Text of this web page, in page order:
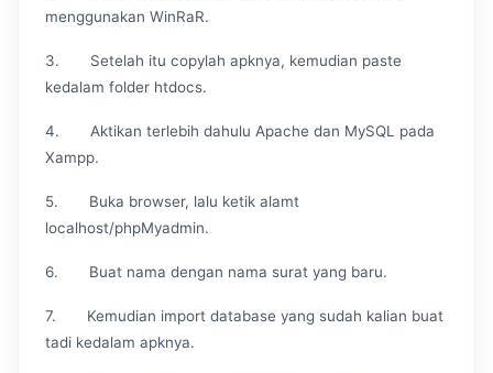
menggunakan WinRaR.
3. Setelah itu copylah apknya, kemudian paste
kedalam folder htdocs.
4. Aktikan terlebih dahulu Apache dan MySQL pada
Xampp.
5. Buka browser, lalu ketik alamt
localhost/phpMyadmin.
6. Buat nama dengan nama surat yang baru.
7. Kemudian import database yang sudah kalian buat
tadi kedalam apknya.